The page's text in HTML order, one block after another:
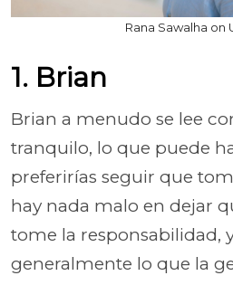
Rana Sawalha on
1. Brian
Brian a menudo se lee
tranquilo, lo que puede
preferirías seguir que
hay nada malo en dejar
tome la responsabilidad,
generalmente lo que la